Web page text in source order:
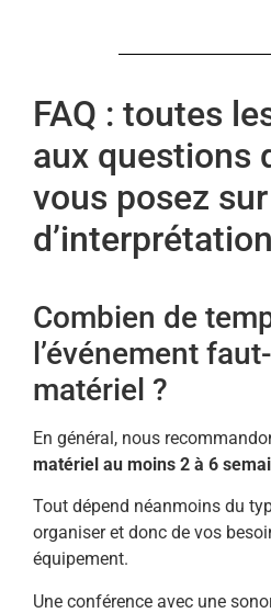
FAQ : toutes
aux questions
vous posez
d’interprétation
Combien de
l’événement
matériel ?
En général, nous
matériel au moins 2 à 6
Tout dépend néanmoins du
organiser et donc de vos
équipement.
Une conférence avec une